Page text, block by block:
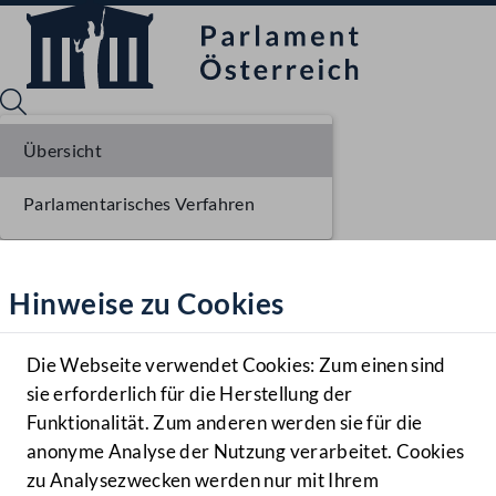
Hilfe
Benutzer
Navigationsmenü öffnen
MENÜ
Hinweise zu Cookies
Die Webseite verwendet Cookies: Zum einen sind
sie erforderlich für die Herstellung der
Funktionalität. Zum anderen werden sie für die
anonyme Analyse der Nutzung verarbeitet. Cookies
zu Analysezwecken werden nur mit Ihrem
Übersicht
Parlamentarisches Verfahren